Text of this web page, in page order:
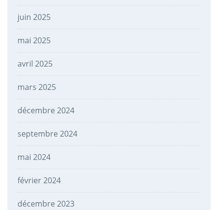
juin 2025
mai 2025
avril 2025
mars 2025
décembre 2024
septembre 2024
mai 2024
février 2024
décembre 2023